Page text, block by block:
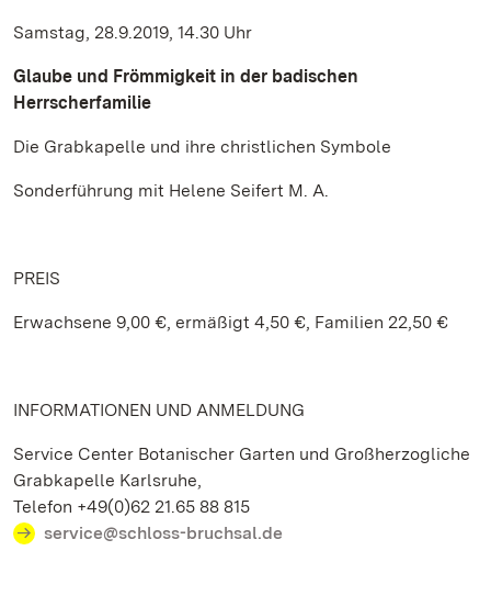
Samstag, 28.9.2019, 14.30 Uhr
Glaube und Frömmigkeit in der badischen
Herrscherfamilie
Die Grabkapelle und ihre christlichen Symbole
Sonderführung mit Helene Seifert M. A.
PREIS
Erwachsene 9,00 €, ermäßigt 4,50 €, Familien 22,50 €
INFORMATIONEN UND ANMELDUNG
Service Center Botanischer Garten und Großherzogliche
Grabkapelle Karlsruhe,
Telefon +49(0)62 21.65 88 815
service@schloss-bruchsal.de